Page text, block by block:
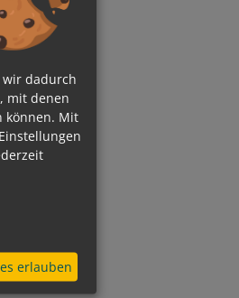
wir dadurch
mit denen
können. Mit
erlauben